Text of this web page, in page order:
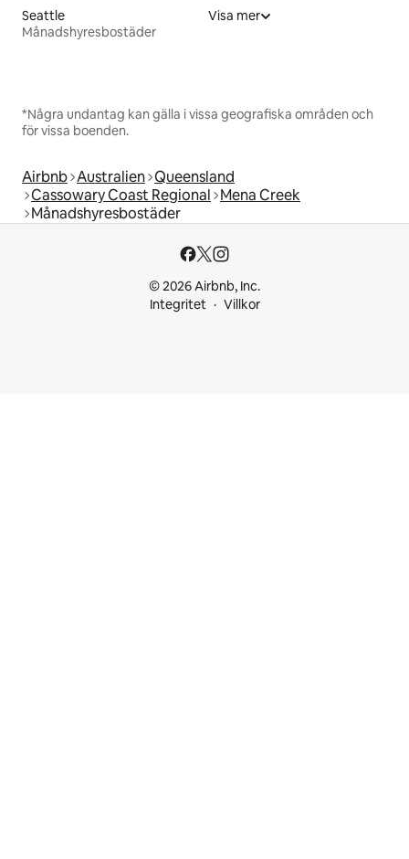
Seattle
Månadshyresbostäder
Visa mer
*Några undantag kan gälla i vissa geografiska områden och
för vissa boenden.
Airbnb Australien Queensland
Cassowary Coast Regional Mena Creek
Månadshyresbostäder
© 2026 Airbnb, Inc.
Integritet
Villkor